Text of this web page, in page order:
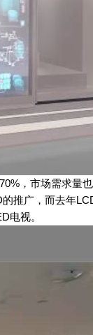
，市场需求量也
推广，而去年
电视。